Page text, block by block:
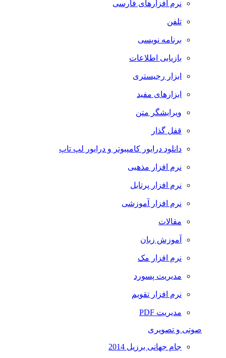
نرم افزارهای فارسی
تلفن
برنامه نویسی
بازیابی اطلاعات
ابزار رجیستری
ابزارهای مفید
ویرایشگر متن
قفل گذار
دانلود درایور کامپیوتر و درایور لپ تاپ
نرم افزار مذهبی
نرم افزار پرتابل
نرم افزار آموزشی
مقالات
آموزش زبان
نرم افزار مک
مدیریت پسورد
نرم افزار تقویم
مدیریت PDF
صوتی و تصویری
جام جهانی برزیل 2014